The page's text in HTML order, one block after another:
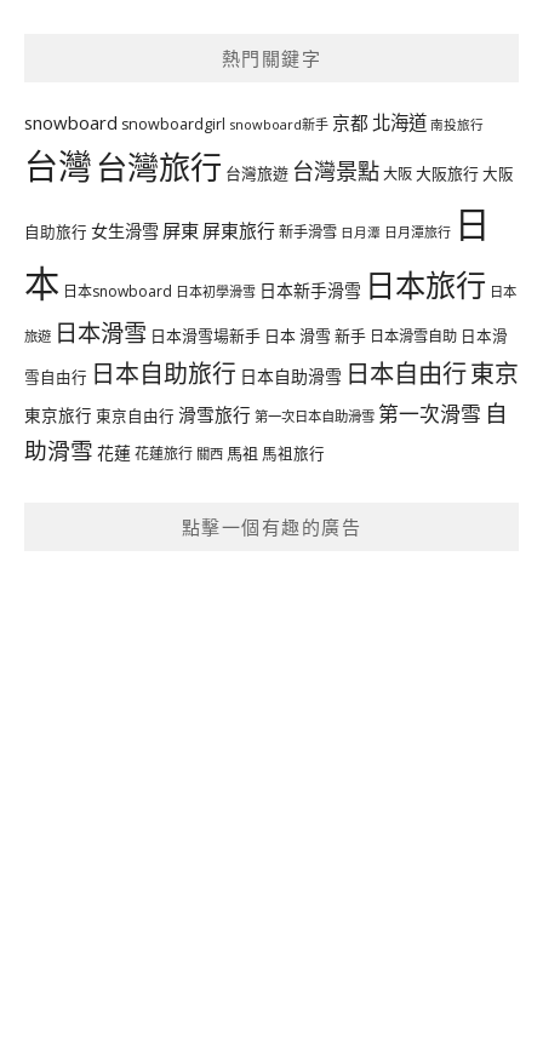
熱門關鍵字
snowboard snowboardgirl snowboard新手 京都 北海道 南投旅行
台灣台灣旅行 台灣旅遊 台灣景點大阪大阪旅行大阪
自助旅行 女生滑雪 屏東 屏東旅行新手滑雪 日月潭 日月潭旅行 日
本 日本snowboard 日本初學滑雪 日本新手滑雪 日本旅行 日本
旅遊 日本滑雪 日本滑雪場新手 日本 滑雪 新手 日本滑雪自助 日本滑
雪自由行 日本自助旅行 日本自助滑雪 日本自由行東京
東京旅行 東京自由行 滑雪旅行 第一次日本自助滑雪 第一次滑雪 自
助滑雪 花蓮花蓮旅行 關西 馬祖 馬祖旅行
點擊一個有趣的廣告